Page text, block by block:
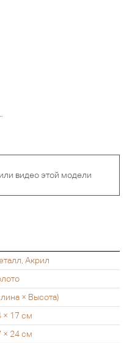
видео этой модели
Акрил
× Высота)
× 17 см
× 24 см